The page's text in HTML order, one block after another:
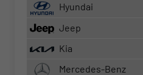
Hyundai
Jeep
Kia
Mercedes-Benz